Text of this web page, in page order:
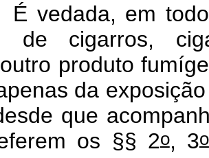
É vedada, em
de cigarros,
produto
da
que
os §§ 2o, 3o